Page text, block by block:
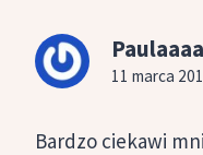
Paulaaaa
11 marca
Bardzo ciekawi